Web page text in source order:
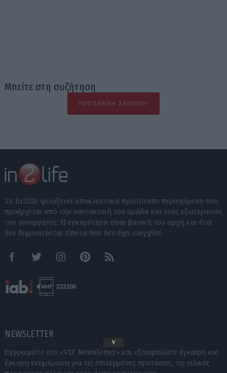
Μπείτε στη συζήτηση
ΠΡΟΣΘΉΚΗ ΣΧΟΛΊΟΥ
Το In2life φιλοξενεί αποκλειστικά πρωτότυπο περιεχόμενο που
προέρχεται από την συντακτική του ομάδα και τους εξωτερικούς
του συνεργάτες. Η εγκυρότητα είναι βασική του αρχή και έτσι
δεν δημοσιεύεται τίποτα που δεν έχει ελεγχθεί.
FacebookTwitter InstagramPinterestRSS feeds
NEWSLETTER
Εγγραφείτε στο «VIP Newsletter» και εξασφαλίστε έγκαιρη και
έγκυρη ενημέρωση για τις επιλεγμένες προτάσεις, τις ειδικές
v